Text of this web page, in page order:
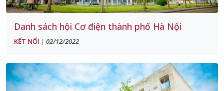
Danh sách hội Cơ điện thành phố Hà Nội
KẾT NỐI | 02/12/2022